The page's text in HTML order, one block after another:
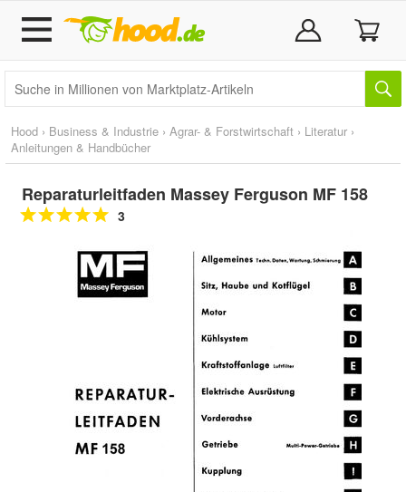
Hood › Business & Industrie › Agrar- & Forstwirtschaft › Literatur ›
Anleitungen & Handbücher
Reparaturleitfaden Massey Ferguson MF 158
3